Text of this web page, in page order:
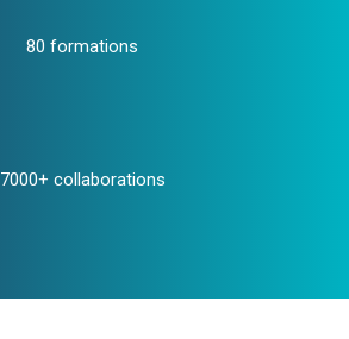
80 formations
7000+ collaborations